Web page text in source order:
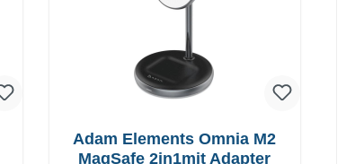
Adam Elements Omnia M2
MagSafe 2in1mit Adapter